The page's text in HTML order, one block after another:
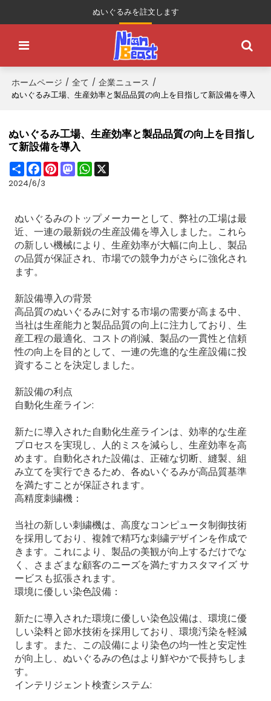
ぬいぐるみを註文します
ホームページ / 全て / 企業ニュース /
ぬいぐるみ工場、生産効率と製品品質の向上を目指して新設備を導入
ぬいぐるみ工場、生産効率と製品品質の向上を目指し
て新設備を導入
ShareFacebook
PinterestMastodonWhatsApp
2024/6/3
ぬいぐるみのトップメーカーとして、弊社の工場は最
近、一連の最新鋭の生産設備を導入しました。これら
の新しい機械により、生産効率が大幅に向上し、製品
の品質が保証され、市場での競争力がさらに強化され
ます。
新設備導入の背景
高品質のぬいぐるみに対する市場の需要が高まる中、
当社は生産能力と製品品質の向上に注力しており、生
産工程の最適化、コストの削減、製品の一貫性と信頼
性の向上を目的として、一連の先進的な生産設備に投
資することを決定しました。
新設備の利点
自動化生産ライン:
新たに導入された自動化生産ラインは、効率的な生産
プロセスを実現し、人的ミスを減らし、生産効率を高
めます。自動化された設備は、正確な切断、縫製、組
み立てを実行できるため、各ぬいぐるみが高品質基準
を満たすことが保証されます。
高精度刺繍機：
当社の新しい刺繍機は、高度なコンピュータ制御技術
を採用しており、複雑で精巧な刺繍デザインを作成で
きます。これにより、製品の美観が向上するだけでな
く、さまざまな顧客のニーズを満たすカスタマイズ サ
ービスも拡張されます。
環境に優しい染色設備：
新たに導入された環境に優しい染色設備は、環境に優
しい染料と節水技術を採用しており、環境汚染を軽減
します。また、この設備により染色の均一性と安定性
が向上し、ぬいぐるみの色はより鮮やかで長持ちしま
す。
インテリジェント検査システム: